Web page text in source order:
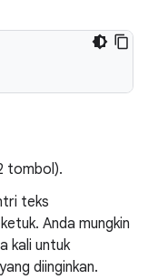
tombol).
teks
Anda mungkin
kali untuk
diinginkan.